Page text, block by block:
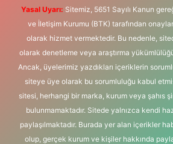
Yasal Uyarı: Sitemiz, 5651 Sayılı Kanun
ve İletişim Kurumu (BTK) tarafından
olarak hizmet vermektedir. Bu nedenle,
olarak denetleme veya araştırma
Ancak, üyelerimiz yazdıkları içeriklerin
siteye üye olarak bu sorumluluğu kabul
sitesi, herhangi bir marka, kurum veya şahıs
bulunmamaktadır. Sitede yalnızca kendi
paylaşılmaktadır. Burada yer alan içerikler
olup, gerçek kurum ve kişiler hakkında